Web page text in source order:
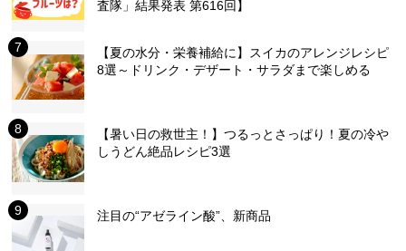
査隊」結果発表 第616回】
【夏の水分・栄養補給に】スイカのアレンジレシピ
8選～ドリンク・デザート・サラダまで楽しめる
【暑い日の救世主！】つるっとさっぱり！夏の冷や
しうどん絶品レシピ3選
注目の“アゼライン酸”、新商品